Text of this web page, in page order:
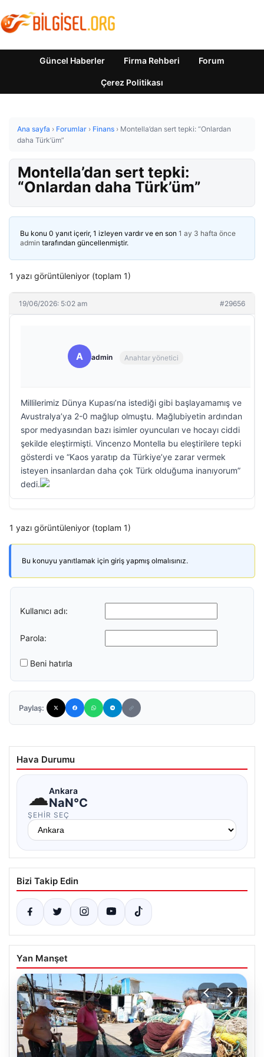
Güncel Haberler Firma Rehberi Forum
Çerez Politikası
Ana sayfa › Forumlar › Finans › Montella’dan sert tepki: “Onlardan
daha Türk’üm”
Montella’dan sert tepki:
“Onlardan daha Türk’üm”
Bu konu 0 yanıt içerir, 1 izleyen vardır ve en son 1 ay 3 hafta önce
admin tarafından güncellenmiştir.
1 yazı görüntüleniyor (toplam 1)
19/06/2026: 5:02 am #29656
A admin Anahtar yönetici
Millilerimiz Dünya Kupası’na istediği gibi başlayamamış ve
Avustralya’ya 2-0 mağlup olmuştu. Mağlubiyetin ardından
spor medyasından bazı isimler oyuncuları ve hocayı ciddi
şekilde eleştirmişti. Vincenzo Montella bu eleştirilere tepki
gösterdi ve “Kaos yaratıp da Türkiye’ye zarar vermek
isteyen insanlardan daha çok Türk olduğuma inanıyorum”
dedi.
1 yazı görüntüleniyor (toplam 1)
Bu konuyu yanıtlamak için giriş yapmış olmalısınız.
Kullanıcı adı:
Parola:
Beni hatırla
Paylaş:
Hava Durumu
☁Ankara
NaN°C
ŞEHIR SEÇ
Bizi Takip Edin
Yan Manşet